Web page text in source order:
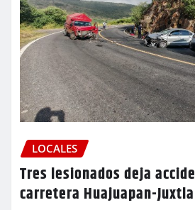
LOCALES
Tres lesionados deja
carretera Huajuapan-